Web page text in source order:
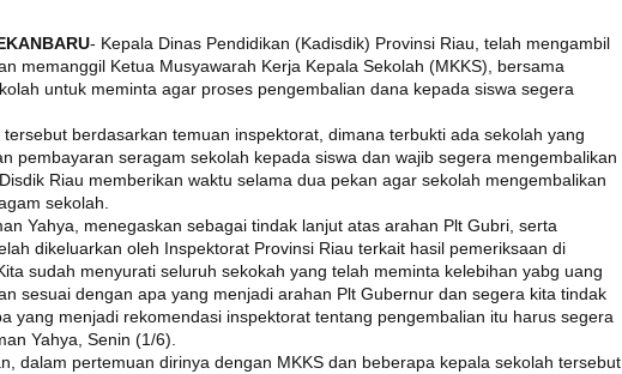
- Kepala Dinas Pendidikan (Kadisdik) Provinsi Riau, telah mengambil
memanggil Ketua Musyawarah Kerja Kepala Sekolah (MKKS), bersama
untuk meminta agar proses pengembalian dana kepada siswa segera
berdasarkan temuan inspektorat, dimana terbukti ada sekolah yang
pembayaran seragam sekolah kepada siswa dan wajib segera mengembalikan
Riau memberikan waktu selama dua pekan agar sekolah mengembalikan
sekolah.
Yahya, menegaskan sebagai tindak lanjut atas arahan Plt Gubri, serta
dikeluarkan oleh Inspektorat Provinsi Riau terkait hasil pemeriksaan di
sudah menyurati seluruh sekokah yang telah meminta kelebihan yabg uang
sesuai dengan apa yang menjadi arahan Plt Gubernur dan segera kita tindak
yang menjadi rekomendasi inspektorat tentang pengembalian itu harus segera
Yahya, Senin (1/6).
dalam pertemuan dirinya dengan MKKS dan beberapa kepala sekolah tersebut